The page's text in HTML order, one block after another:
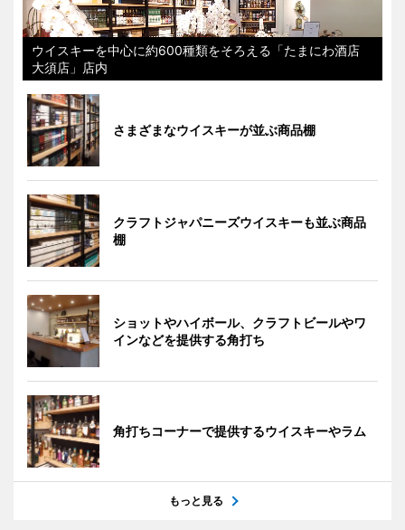
ウイスキーを中心に約600種類をそろえる「たまにわ酒店
大須店」店内
さまざまなウイスキーが並ぶ商品棚
クラフトジャパニーズウイスキーも並ぶ商品
棚
ショットやハイボール、クラフトビールやワ
インなどを提供する角打ち
角打ちコーナーで提供するウイスキーやラム
もっと見る